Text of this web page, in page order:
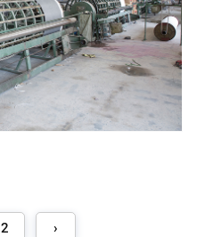
2 ›